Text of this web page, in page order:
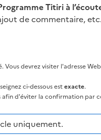
Titiri à
de commentaire, etc.
devrez visiter l'adresse
ci-dessous estexacte.
afin d'éviter la confirmation par
uniquement.